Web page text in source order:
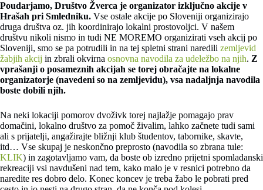
Poudarjamo, Društvo Žverca je organizator izključno akcije v
Hrašah pri Smledniku. Vse ostale akcije po Sloveniji organizirajo
druga društva oz. jih koordinirajo lokalni prostovoljci. V našem
društvu nikoli nismo in tudi NE MOREMO organizirati vseh akcij po
Sloveniji, smo se pa potrudili in na tej spletni strani naredili zemljevid
žabjih akcij in zbrali okvirna osnovna navodila za udeležbo na njih. Z
vprašanji o posameznih akcijah se torej obračajte na lokalne
organizatorje (navedeni so na zemljevidu), vsa nadaljnja navodila
boste dobili njih.
Na neki lokaciji pomorov dvoživk torej najlažje pomagajo prav
domačini, lokalno društvo za pomoč živalim, lahko začnete tudi sami
ali s prijatelji, angažirajte bližnji klub študentov, tabornike, skavte,
itd… Vse skupaj je neskončno preprosto (navodila so zbrana tule:
KLIK) in zagotavljamo vam, da boste ob izredno prijetni spomladanski
rekreaciji vsi navdušeni nad tem, kako malo je v resnici potrebno da
naredite res dobro delo. Konec koncev je treba žabo le pobrati pred